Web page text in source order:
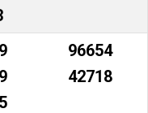
96654
42718